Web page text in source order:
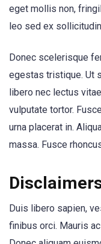
eget mollis non,
leo sed ex
Donec scelerisque
egestas tristique. Ut
libero nec lectus
vulputate tortor.
urna placerat in.
massa. Fusce
Duis libero sapien,
finibus orci. Mauris